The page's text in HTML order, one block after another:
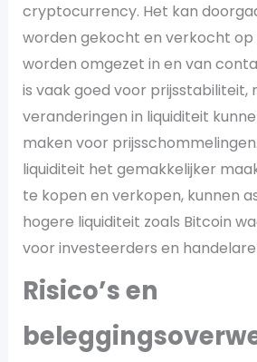
cryptocurrency. Het kan
worden gekocht en verkocht op
worden omgezet in en van
is vaak goed voor prijsstabiliteit,
veranderingen in liquiditeit
maken voor
liquiditeit het gemakkelijker
te kopen en verkopen, kunnen
hogere liquiditeit zoals Bitcoin
voor investeerders en
Risico’s en